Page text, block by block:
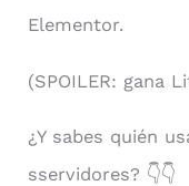
Elementor.
(SPOILER: gana
¿Y sabes quién
sservidores? 👇👇